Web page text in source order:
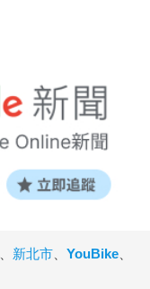
新北市 YouBike